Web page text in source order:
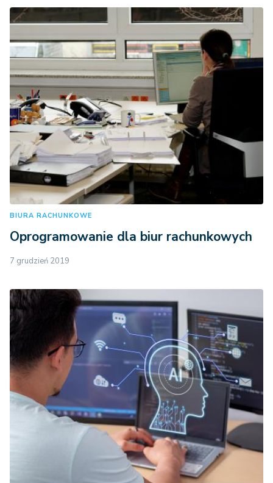
BIURA RACHUNKOWE
Oprogramowanie dla biur rachunkowych
7 grudzień 2019